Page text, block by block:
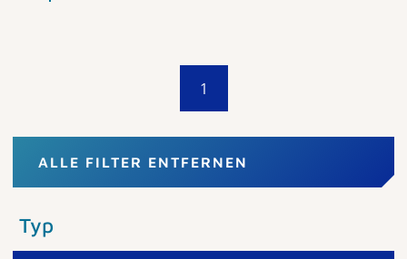
1
ALLE FILTER ENTFERNEN
Typ